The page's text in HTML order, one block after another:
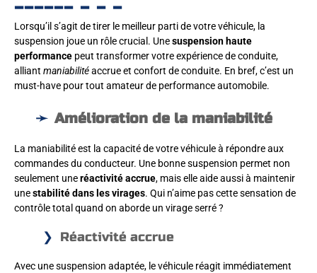
Lorsqu’il s’agit de tirer le meilleur parti de votre véhicule, la
suspension joue un rôle crucial. Unesuspension haute
performance peut transformer votre expérience de conduite,
alliant maniabilitéaccrue et confort de conduite. En bref, c’est un
must-have pour tout amateur de performance automobile.
Amélioration de la maniabilité
La maniabilité est la capacité de votre véhicule à répondre aux
commandes du conducteur. Une bonne suspension permet non
seulement uneréactivité accrue, mais elle aide aussi à maintenir
unestabilité dans les virages. Qui n’aime pas cette sensation de
contrôle total quand on aborde un virage serré ?
Réactivité accrue
Avec une suspension adaptée, le véhicule réagit immédiatement